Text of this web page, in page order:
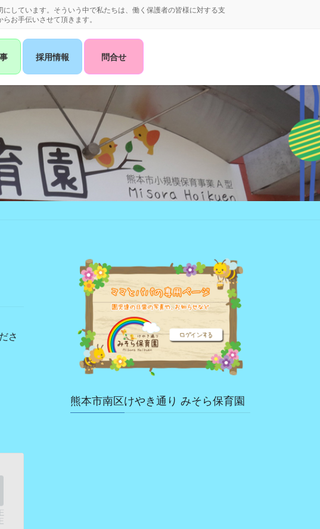
しています。そういう中で私たちは、働く保護者の皆様に対する支
お手伝いさせて頂きます。
採用情報 問合せ
さ
熊本市南区けやき通り みそら保育園